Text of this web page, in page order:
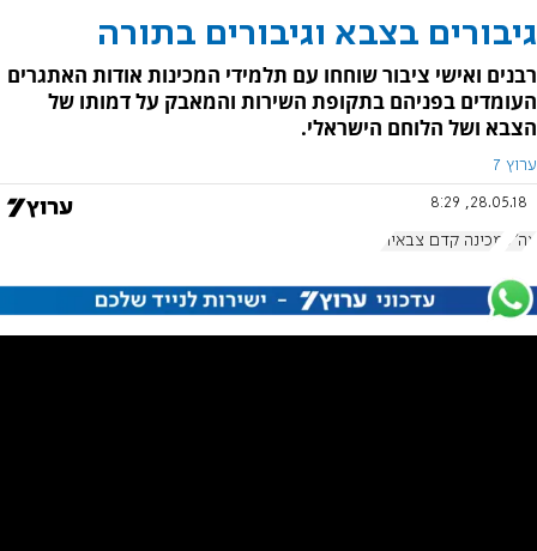
גיבורים בצבא וגיבורים בתורה
רבנים ואישי ציבור שוחחו עם תלמידי המכינות אודות האתגרים
העומדים בפניהם בתקופת השירות והמאבק על דמותו של
הצבא ושל הלוחם הישראלי.
ערוץ 7
28.05.18, 8:29
צה"ל מכינה קדם צבאית